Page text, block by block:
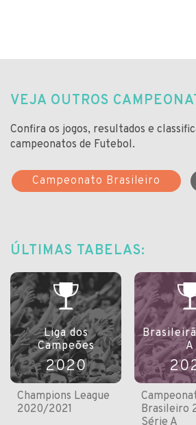
VEJA OUTROS
Confira os jogos, resultados e
campeonatos de Futebol.
Campeonato Brasileiro
ÚLTIMAS TABELAS:
Liga dos
Campeões
2020
Champions League
2020/2021
A
Brasileiro
Série A